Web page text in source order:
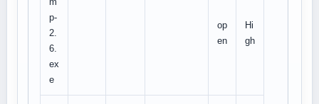
p-
2.
6.
ex
e
op
en
Hi
gh